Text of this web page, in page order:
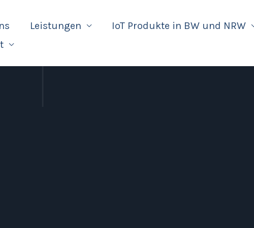
Leistungen IoT Produkte in BW und NRW